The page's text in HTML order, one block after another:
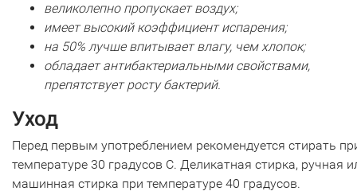
великолепно пропускает воздух;
имеет высокий коэффициент испарения;
на 50% лучше впитывает влагу, чем хлопок;
обладает антибактериальными свойствами,
препятствует росту бактерий.
Уход
Перед первым употреблением рекомендуется стирать
температуре 30 градусов С. Деликатная стирка, ручная
машинная стирка при температуре 40 градусов.